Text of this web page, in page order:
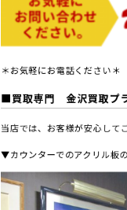
＊お気軽にお電話ください＊
■買取専門 金沢買取プ
当店では、お客様が安心して
▼カウンターでのアクリル板